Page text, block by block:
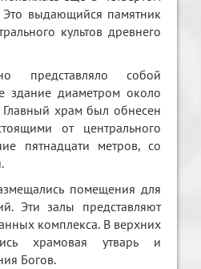
выдающийся памятник
культов древнего
представляло собой
здание диаметром около
Главный храм был обнесен
от центрального
пятнадцати метров, со
помещения для
Эти залы представляют
комплекса. В верхних
храмовая утварь и
Богов.